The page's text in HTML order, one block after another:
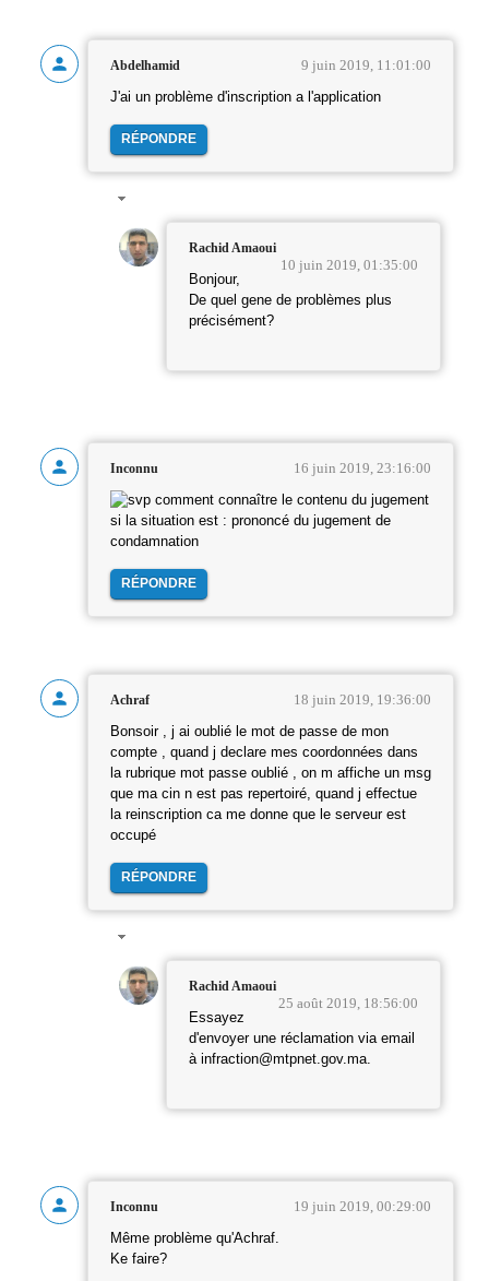
Abdelhamid 9 juin 2019, 11:01:00
J'ai un problème d'inscription a l'application
RÉPONDRE
Rachid Amaoui
10 juin 2019, 01:35:00
Bonjour,
De quel gene de problèmes plus
précisément?
Inconnu 16 juin 2019, 23:16:00
comment connaître le contenu du jugement
si la situation est : prononcé du jugement de
condamnation
RÉPONDRE
Achraf 18 juin 2019, 19:36:00
Bonsoir , j ai oublié le mot de passe de mon
compte , quand j declare mes coordonnées dans
la rubrique mot passe oublié , on m affiche un msg
que ma cin n est pas repertoiré, quand j effectue
la reinscription ca me donne que le serveur est
occupé
RÉPONDRE
Rachid Amaoui
25 août 2019, 18:56:00
Essayez
d'envoyer une réclamation via email
à infraction@mtpnet.gov.ma.
Inconnu 19 juin 2019, 00:29:00
Même problème qu'Achraf.
Ke faire?